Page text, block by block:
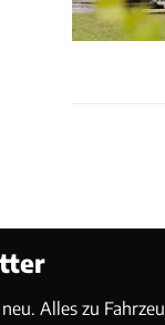
neu. Alles zu